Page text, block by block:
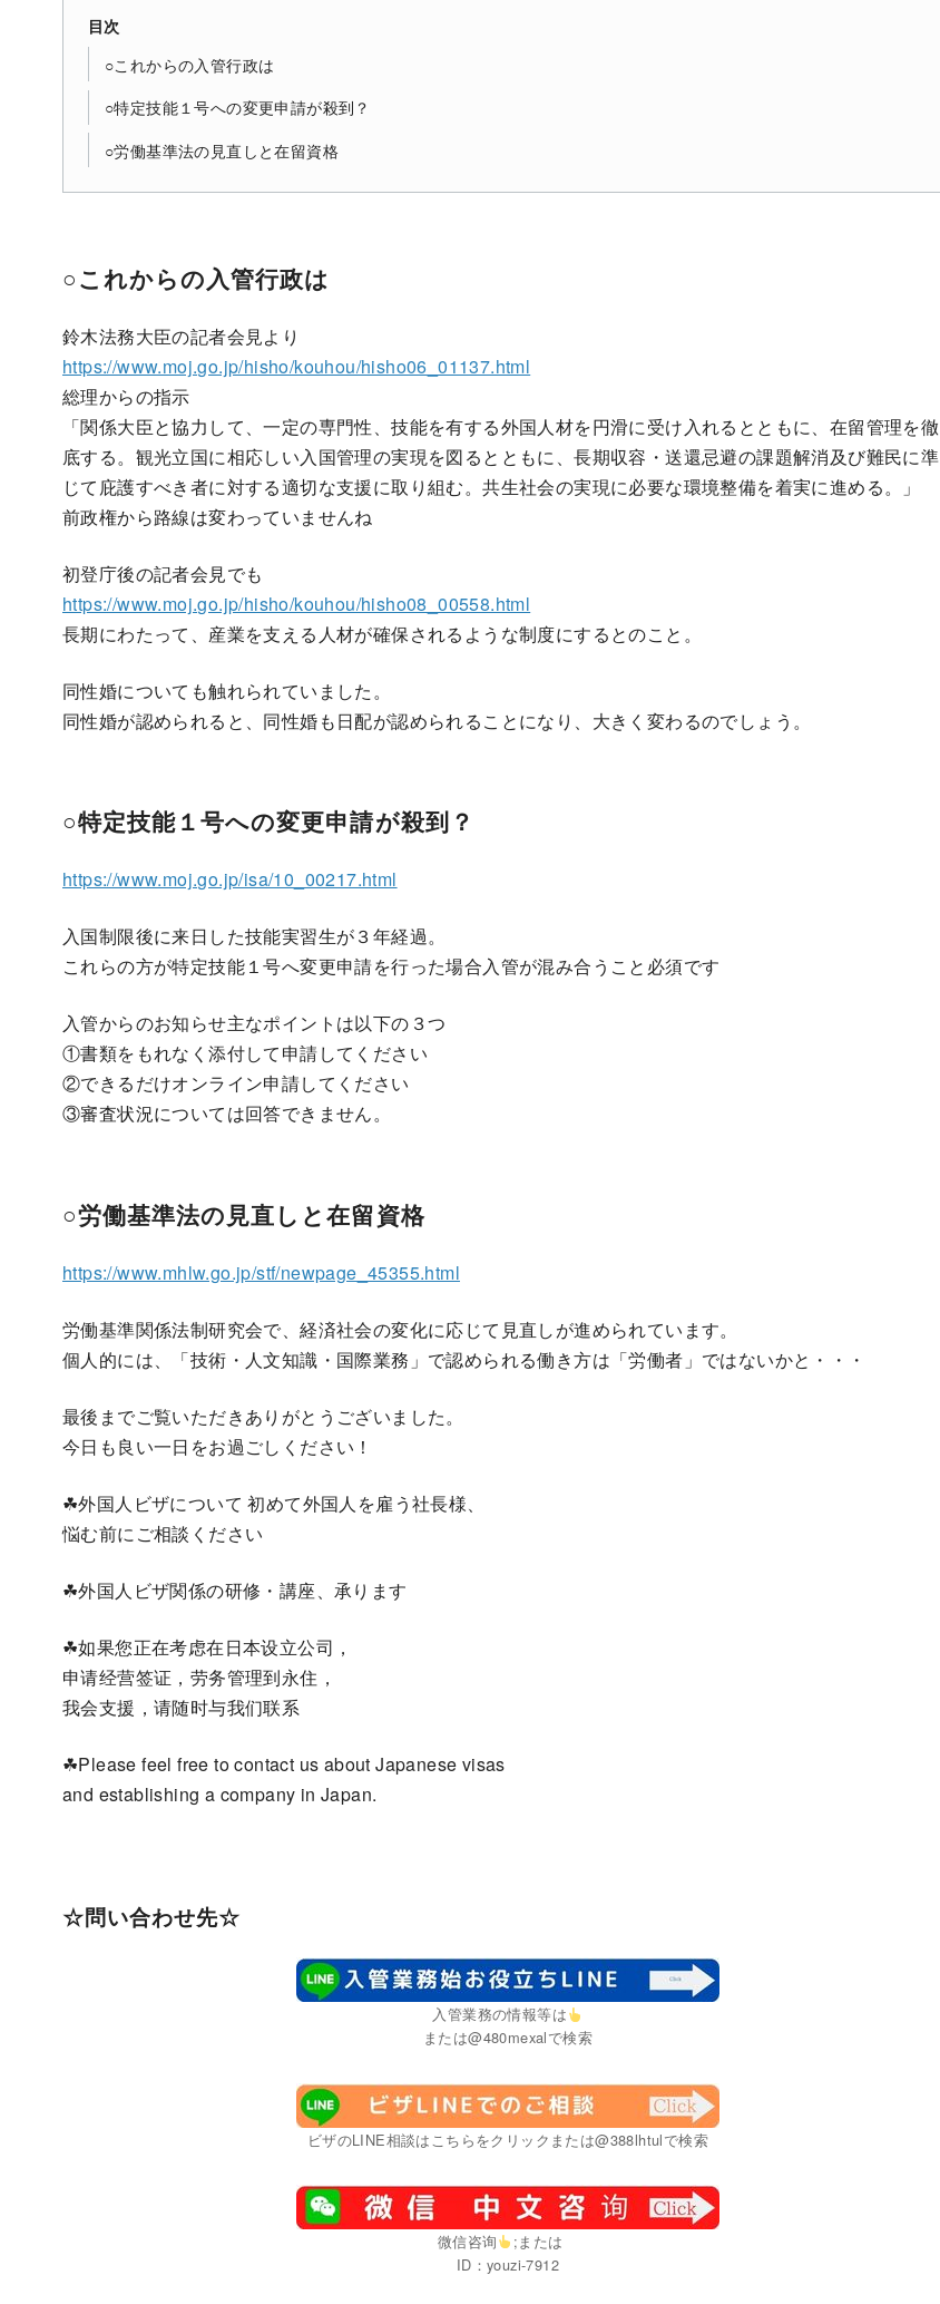
目次
○これからの入管行政は
○特定技能１号への変更申請が殺到？
○労働基準法の見直しと在留資格
○これからの入管行政は
鈴木法務大臣の記者会見より
https://www.moj.go.jp/hisho/kouhou/hisho06_01137.html
総理からの指示
「関係大臣と協力して、一定の専門性、技能を有する外国人材を円滑に受け入れるとともに、在留管理を徹
底する。観光立国に相応しい入国管理の実現を図るとともに、長期収容・送還忌避の課題解消及び難民に準
じて庇護すべき者に対する適切な支援に取り組む。共生社会の実現に必要な環境整備を着実に進める。」
前政権から路線は変わっていませんね
初登庁後の記者会見でも
https://www.moj.go.jp/hisho/kouhou/hisho08_00558.html
長期にわたって、産業を支える人材が確保されるような制度にするとのこと。
同性婚についても触れられていました。
同性婚が認められると、同性婚も日配が認められることになり、大きく変わるのでしょう。
○特定技能１号への変更申請が殺到？
https://www.moj.go.jp/isa/10_00217.html
入国制限後に来日した技能実習生が３年経過。
これらの方が特定技能１号へ変更申請を行った場合入管が混み合うこと必須です
入管からのお知らせ主なポイントは以下の３つ
①書類をもれなく添付して申請してください
②できるだけオンライン申請してください
③審査状況については回答できません。
○労働基準法の見直しと在留資格
https://www.mhlw.go.jp/stf/newpage_45355.html
労働基準関係法制研究会で、経済社会の変化に応じて見直しが進められています。
個人的には、「技術・人文知識・国際業務」で認められる働き方は「労働者」ではないかと・・・
最後までご覧いただきありがとうございました。
今日も良い一日をお過ごしください！
☘外国人ビザについて 初めて外国人を雇う社長様、
悩む前にご相談ください
☘外国人ビザ関係の研修・講座、承ります
☘如果您正在考虑在日本设立公司，
申请经营签证，劳务管理到永住，
我会支援，请随时与我们联系
☘Please feel free to contact us about Japanese visas
and establishing a company in Japan.
☆問い合わせ先☆
入管業務の情報等は
または@480mexalで検索
ビザのLINE相談はこちらをクリックまたは@388lhtulで検索
微信咨询
;または
ID：youzi-7912